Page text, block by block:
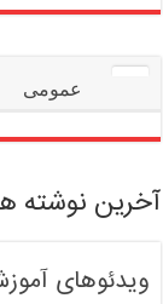
عمومی
آخرین نوشته
ویدئوهای